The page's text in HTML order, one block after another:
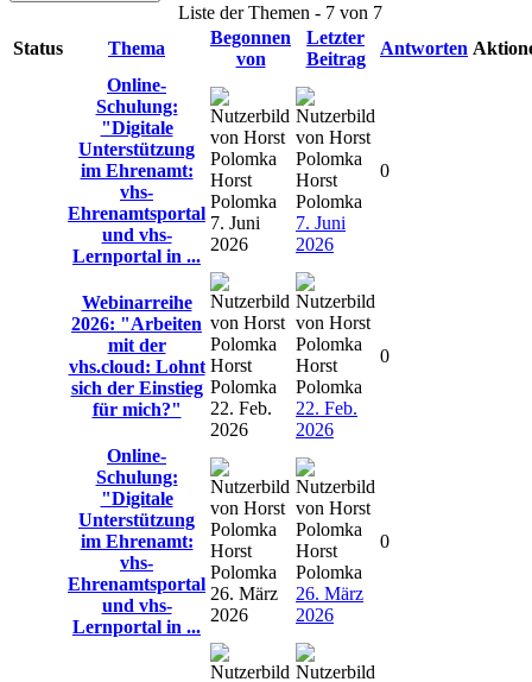
Liste der Themen - 7 von 7
Status
Thema
Begonnen
von
Letzter
Beitrag
Antworten
Online-
Schulung:
"Digitale
Unterstützung
im Ehrenamt:
vhs-
Ehrenamtsportal
und vhs-
Lernportal in ...
Horst
Polomka
7. Juni
2026
Horst
Polomka
7. Juni
2026
0
Webinarreihe
2026: "Arbeiten
mit der
vhs.cloud: Lohnt
sich der Einstieg
für mich?"
Horst
Polomka
22. Feb.
2026
Horst
Polomka
22. Feb.
2026
0
Online-
Schulung:
"Digitale
Unterstützung
im Ehrenamt:
vhs-
Ehrenamtsportal
und vhs-
Lernportal in ...
Horst
Polomka
26. März
2026
Horst
Polomka
26. März
2026
0